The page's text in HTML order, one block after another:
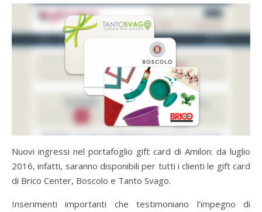
Nuovi ingressi nel portafoglio gift card di Amilon: da luglio
2016, infatti, saranno disponibili per tutti i clienti le gift card
di Brico Center, Boscolo e Tanto Svago.
Inserimenti importanti che testimoniano l’impegno di